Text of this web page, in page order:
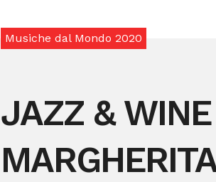
Musiche dal Mondo 2020
JAZZ &